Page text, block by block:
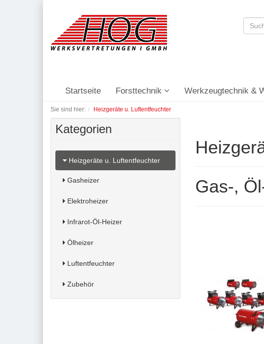
Startseite Forsttechnik Werkzeugtechnik &
Sie sind hier: Heizgeräte u. Luftentfeuchter
Kategorien
Heizgeräte u. Luftentfeuchter
Gasheizer
Elektroheizer
Infrarot-Öl-Heizer
Ölheizer
Luftentfeuchter
Zubehör
Gas-,